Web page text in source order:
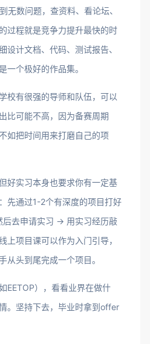
无数问题，查资料、看论坛、
过程就是竞争力提升最快的时
设计文档、代码、测试报告、
一个极好的作品集。
校有很强的导师和队伍，可以
比可能不高，因为备赛周期
如把时间用来打磨自己的项
好实习本身也要求你有一定基
先通过1-2个有深度的项目打好
去申请实习 -> 用实习经历敲
上项目课可以作为入门引导，
从头到尾完成一个项目。
EETOP），看看业界在做什
。坚持下去，毕业时拿到offer